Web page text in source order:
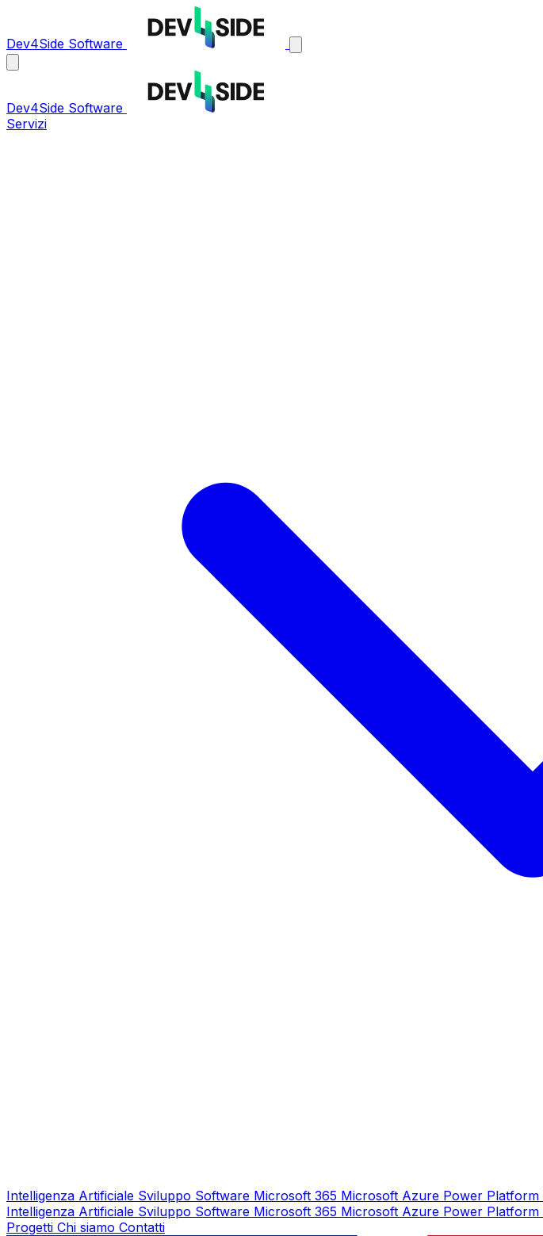
Dev4Side Software
Dev4Side Software
Servizi
Intelligenza Artificiale Sviluppo Software Microsoft 365 Microsoft Azure Power Platform
Intelligenza Artificiale Sviluppo Software Microsoft 365 Microsoft Azure Power Platform
Progetti Chi siamo Contatti